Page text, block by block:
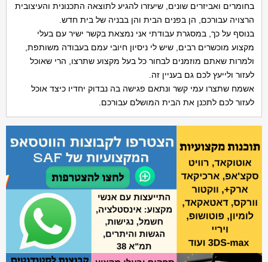
בחומרים ואביזרים שונים, שיעזרו להגיע לתוצאה התכנונית והעיצובית
הרצויה עבורכם, הן בפנים הבית והן בבניה של בית חדש.
בנוסף על כך, במסגרת עבודתי אני נמצאת בקשר ישיר עם בעלי
מקצוע מוכשרים רבים, שיש לי ניסיון חיובי עמם בעבודה משותפת,
ולמרות שאתם מוזמנים לבחור כל בעל מקצוע שתרצו, הרי שאוכל
לעזור ולייעץ לכם גם בעניין זה.
אשמח שתצרו עמי קשר ונתאם פגישה בה נבדוק יחדיו כיצד אוכל
לעזור לכם לתכנן את הבית המושלם עבורכם.